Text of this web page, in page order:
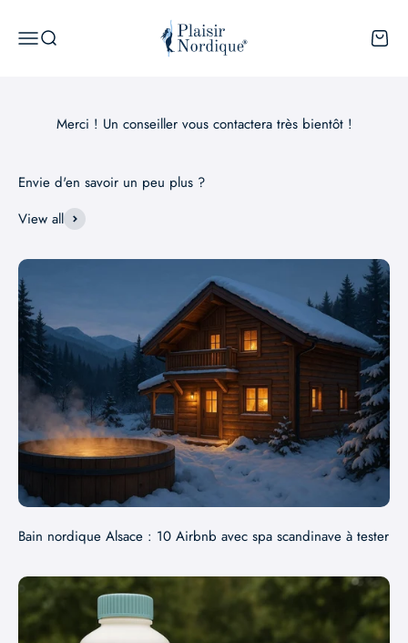
MenuRecherche
Plaisir Nordique
Panier
Merci ! Un conseiller vous contactera très bientôt !
Envie d'en savoir un peu plus ?
View all
Bain nordique Alsace : 10 Airbnb avec spa scandinave à tester